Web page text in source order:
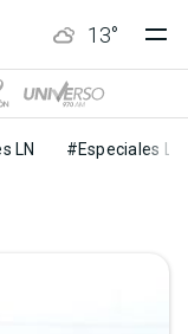
13°
LN #Especiales LN